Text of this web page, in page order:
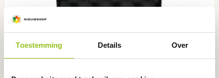
Toestemming Details Over